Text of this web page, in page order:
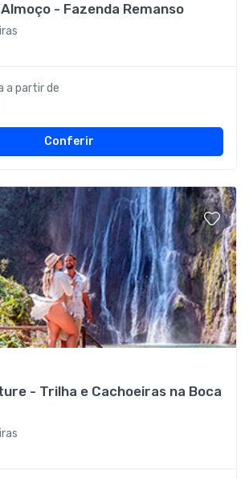
- Fazenda Remanso
a partir de
Conferir
- Trilha e Cachoeiras na Boca